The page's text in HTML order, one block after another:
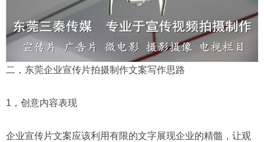
二，东莞企业宣传片拍摄制作文案写作思路
1，创意内容表现
企业宣传片文案应该利用有限的文字展现企业的精髓，让观